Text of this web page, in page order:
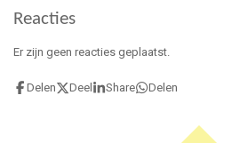
Reacties
Er zijn geen reacties geplaatst.
Delen Deel Share Delen